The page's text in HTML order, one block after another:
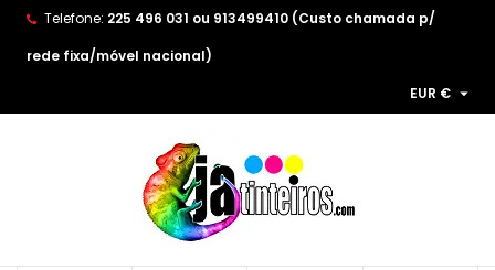
Telefone: 225 496 031 ou 913499410 (Custo chamada p/
rede fixa/móvel nacional)
EUR € 
As minhas listas de desejos ×
((modalTitle)) ×
((cancelText)) ((modalDeleteText))
Create wishlist ×
Wishlist name
Cancelar Create wishlist
Entrar ×
You need to be logged in to save products in your
wishlist.
Cancelar